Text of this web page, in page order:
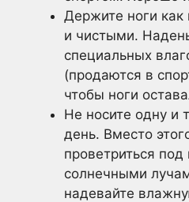
Держите ноги
и чистыми.
специальных
(продаются в
чтобы ноги
Не носите одну и
день. Вместо
проветриться
солнечными
надевайте